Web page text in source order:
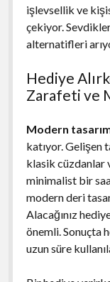
işlevsellik ve
çekiyor.
alternatifleri
Hediye
Zarafeti ve
Modern
katıyor. Gelişen
klasik cüzdanlar
minimalist bir
modern deri
Alacağınız
önemli. Sonuçta
uzun süre